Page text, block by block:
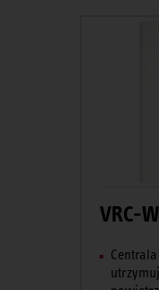
VRC-